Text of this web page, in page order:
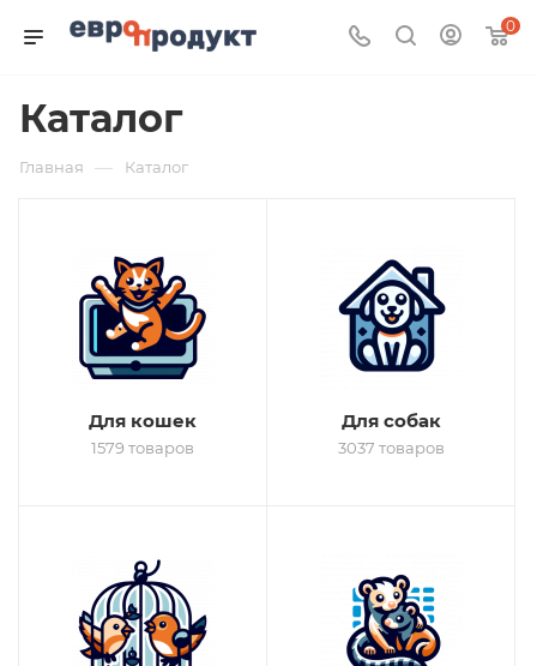
0
Каталог
Главная — Каталог
Для кошек
1579 товаров
Для собак
3037 товаров